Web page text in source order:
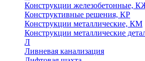
Конструкции железобетонные,
Конструктивные решения, КР
Конструкции металлические, КМ
Конструкции металлические
Л
Ливневая канализация